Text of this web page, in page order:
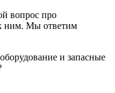
вопрос про
ним. Мы ответим
и запасные